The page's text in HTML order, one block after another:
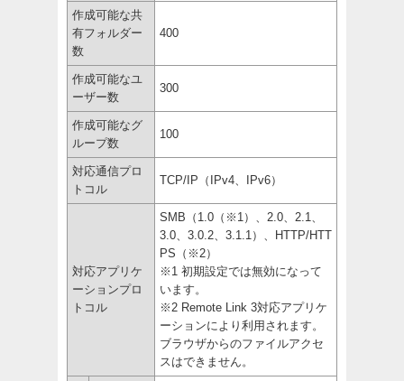
作成可能な共
有フォルダー
数
400
作成可能なユ
ーザー数
300
作成可能なグ
ループ数
100
対応通信プロ
トコル
TCP/IP（IPv4、IPv6）
対応アプリケ
ーションプロ
トコル
SMB（1.0（※1）、2.0、2.1、
3.0、3.0.2、3.1.1）、HTTP/HTT
PS（※2）
※1 初期設定では無効になって
います。
※2 Remote Link 3対応アプリケ
ーションにより利用されます。
ブラウザからのファイルアクセ
スはできません。